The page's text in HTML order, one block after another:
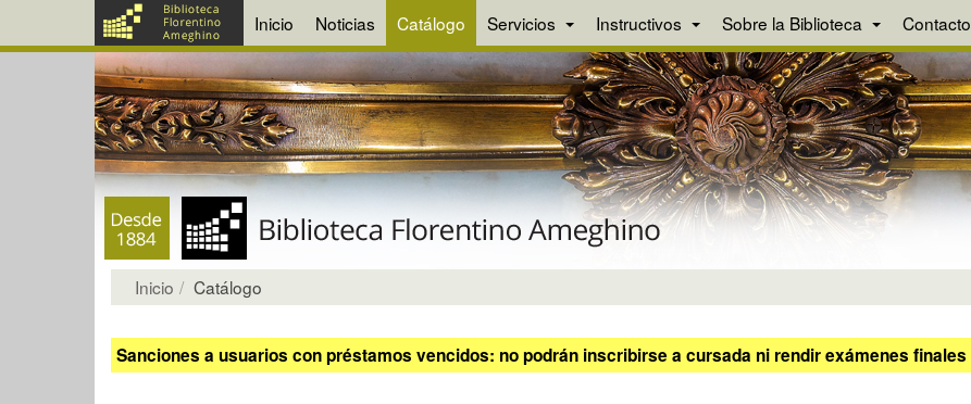
Inicio Noticias Catálogo Servicios Instructivos Sobre la Biblioteca Contacto
Inicio Catálogo
Sanciones a usuarios con préstamos vencidos: no podrán inscribirse a cursada ni rendir exámenes finales